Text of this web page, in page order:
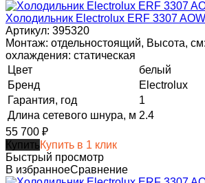
Холодильник Electrolux ERF 3307 AOW
Артикул: 395320
Монтаж: отдельностоящий, Высота,
охлаждения: статическая
Цвет
белый
Бренд
Electrolux
Гарантия, год
1
Длина сетевого шнура, м 2.4
55 700 ₽
КупитьКупить в 1 клик
Быстрый просмотр
В избранноеСравнение